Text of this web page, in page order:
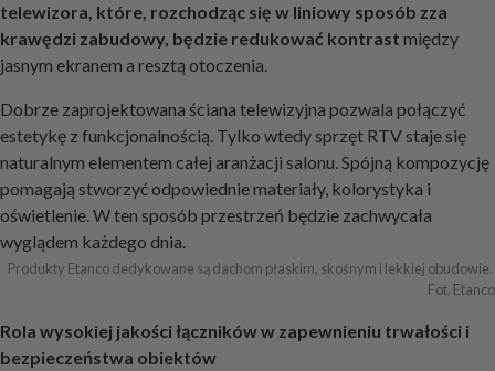
telewizora, które, rozchodząc się w liniowy sposób zza
krawędzi zabudowy, będzie redukować kontrast między
jasnym ekranem a resztą otoczenia.
Dobrze zaprojektowana ściana telewizyjna pozwala połączyć
estetykę z funkcjonalnością. Tylko wtedy sprzęt RTV staje się
naturalnym elementem całej aranżacji salonu. Spójną kompozycję
pomagają stworzyć odpowiednie materiały, kolorystyka i
oświetlenie. W ten sposób przestrzeń będzie zachwycała
wyglądem każdego dnia.
Produkty Etanco dedykowane są dachom płaskim, skośnym i lekkiej obudowie.
Fot. Etanco
Rola wysokiej jakości łączników w zapewnieniu trwałości i
bezpieczeństwa obiektów